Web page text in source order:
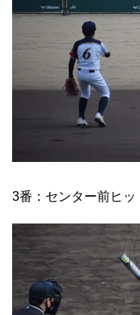
3番：センター前ヒ